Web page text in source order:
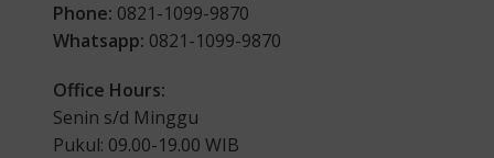
Phone: 0821-1099-9870
Whatsapp: 0821-1099-9870
Office Hours:
Senin s/d Minggu
Pukul: 09.00-19.00 WIB